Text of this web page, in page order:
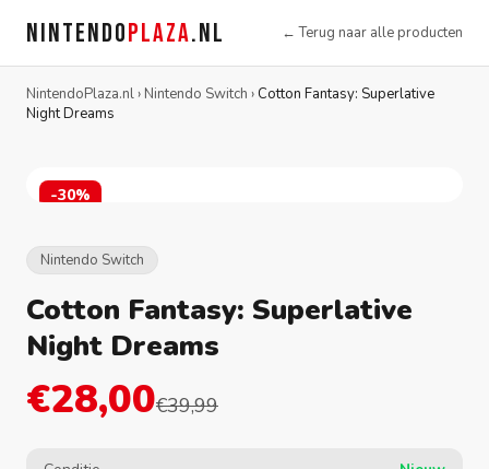
NINTENDOPLAZA.NL ← Terug naar alle producten
NintendoPlaza.nl› Nintendo Switch › Cotton Fantasy: Superlative
Night Dreams
-30%
Nintendo Switch
Cotton Fantasy: Superlative
Night Dreams
€28,00€39,99